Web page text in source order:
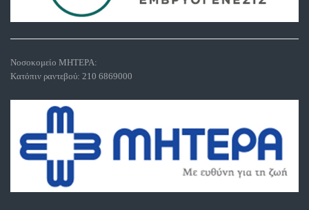
Νοσοκομείο ΜΗΤΕΡΑ:
Κατόπιν ραντεβού: 210 6869000